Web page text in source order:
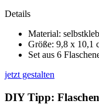
Details
Material:
Größe: 9,8 x 10,1
Set aus 6
jetzt gestalten
DIY Tipp: